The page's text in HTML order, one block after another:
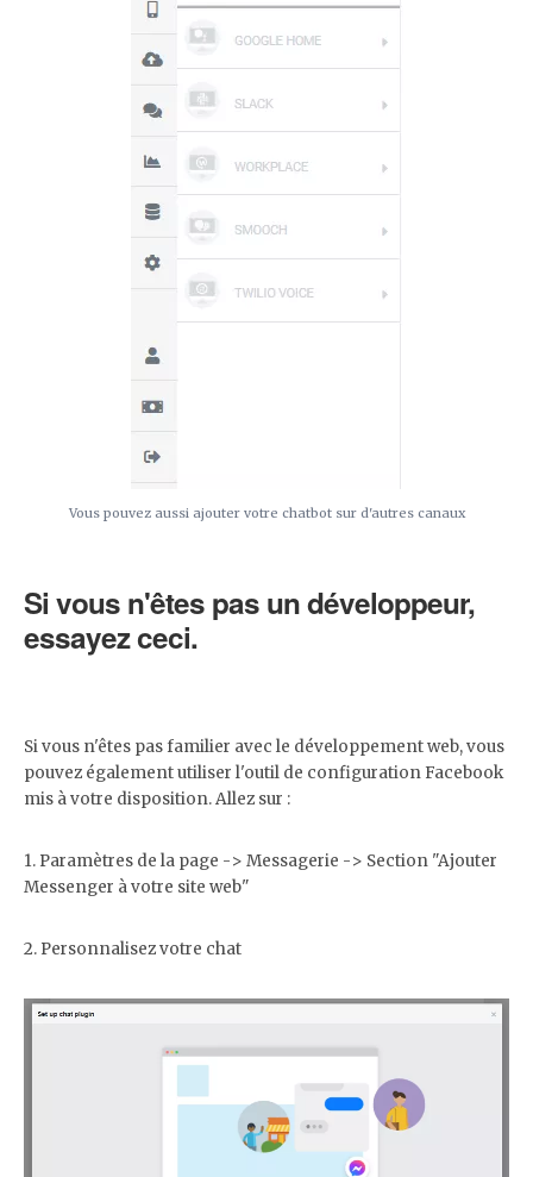
Vous pouvez aussi ajouter votre chatbot sur d'autres canaux
Si vous n'êtes pas un développeur,
essayez ceci.
Si vous n'êtes pas familier avec le développement web, vous
pouvez également utiliser l'outil de configuration Facebook
mis à votre disposition. Allez sur :
1. Paramètres de la page -> Messagerie -> Section "Ajouter
Messenger à votre site web"
2. Personnalisez votre chat